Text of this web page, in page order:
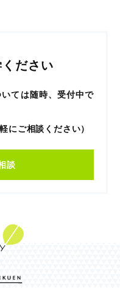
ださい
ては随時、受付中で
にご相談ください）
談